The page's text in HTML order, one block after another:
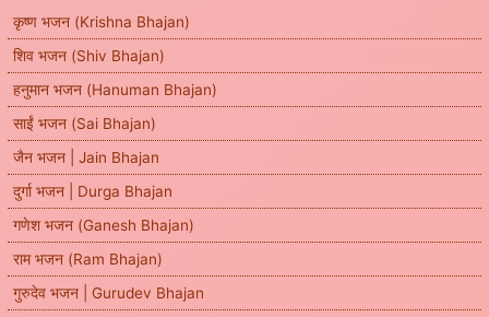
कृष्ण भजन (Krishna Bhajan)
शिव भजन (Shiv Bhajan)
हनुमान भजन (Hanuman Bhajan)
साईं भजन (Sai Bhajan)
जैन भजन | Jain Bhajan
दुर्गा भजन | Durga Bhajan
गणेश भजन (Ganesh Bhajan)
राम भजन (Ram Bhajan)
गुरुदेव भजन | Gurudev Bhajan